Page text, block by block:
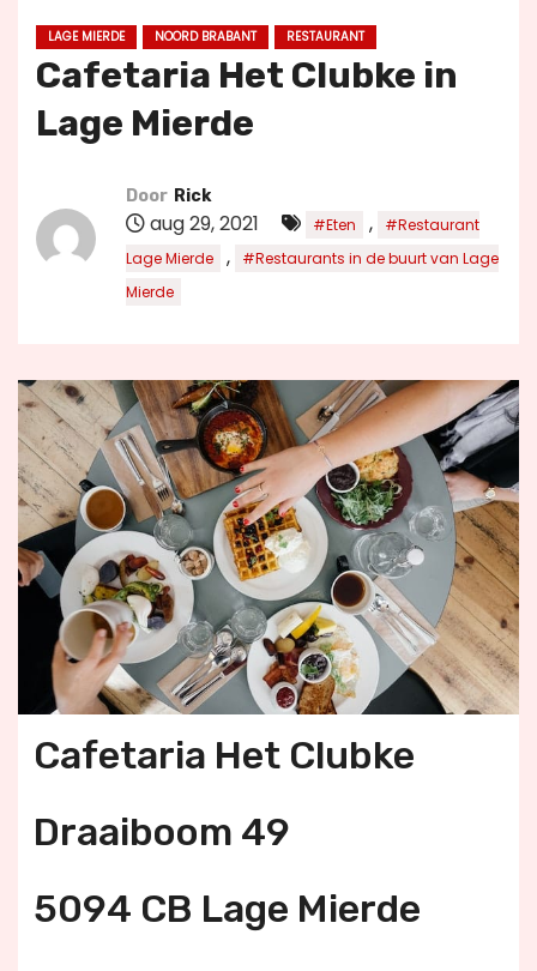
LAGE MIERDE NOORD BRABANT RESTAURANT
Cafetaria Het Clubke in
Lage Mierde
Door Rick
aug 29, 2021 #Eten ,
#Restaurant
Lage Mierde
,
#Restaurants in de buurt van Lage
Mierde
Cafetaria Het Clubke
Draaiboom 49
5094 CB Lage Mierde